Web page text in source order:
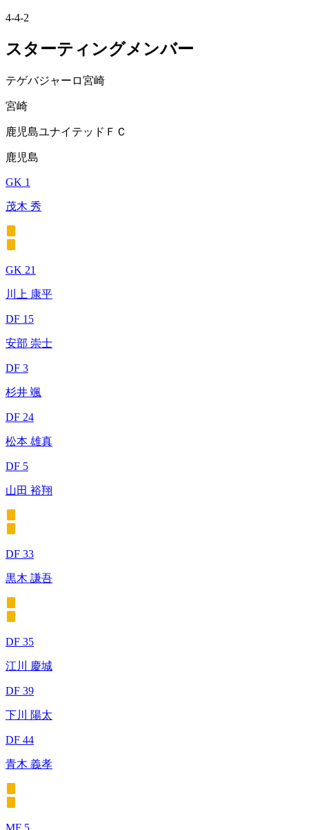
4-4-2
スターティングメンバー
テゲバジャーロ宮崎
宮崎
鹿児島ユナイテッドＦＣ
鹿児島
GK 1
茂木 秀
GK 21
川上 康平
DF 15
安部 崇士
DF 3
杉井 颯
DF 24
松本 雄真
DF 5
山田 裕翔
DF 33
黒木 謙吾
DF 35
江川 慶城
DF 39
下川 陽太
DF 44
青木 義孝